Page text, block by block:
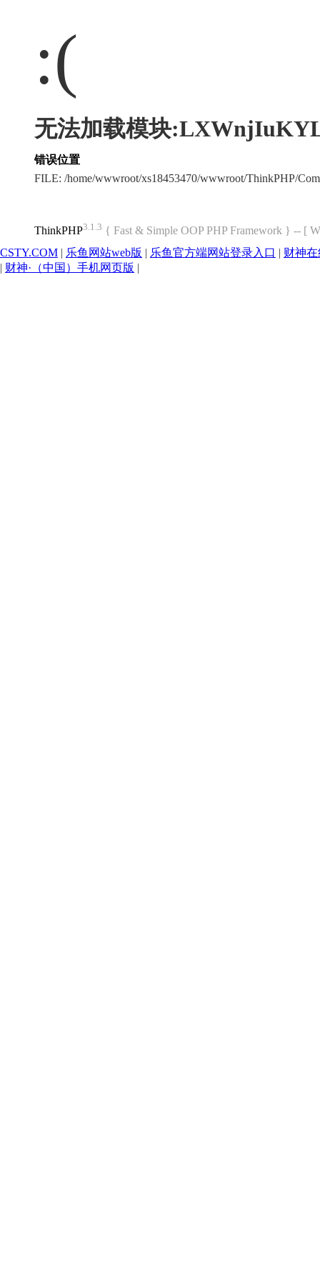
:(
无法加载模块
错误位置
FILE: /home/wwwroot/xs18453470/wwwroot/ThinkPHP/
ThinkPHP3.1.3 { Fast & Simple OOP PHP Framework } -- [
CSTY.COM | 乐鱼网站web版 | 乐鱼官方端网站登录入口 | 财神
| 财神·（中国）手机网页版 |